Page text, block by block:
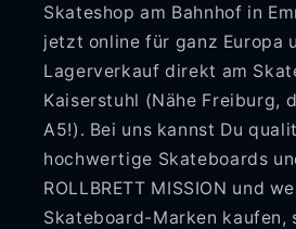
Skateshop am Bahnhof in
jetzt online für ganz Europa
Lagerverkauf direkt am
Kaiserstuhl (Nähe Freiburg,
A5!). Bei uns kannst Du
hochwertige Skateboards
ROLLBRETT MISSION und
Skateboard-Marken kaufen,